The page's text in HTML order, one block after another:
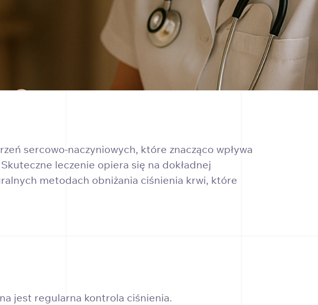
sercowo-naczyniowych, które znacząco wpływa
leczenie opiera się na dokładnej
metodach obniżania ciśnienia krwi, które
jest regularna kontrola ciśnienia.